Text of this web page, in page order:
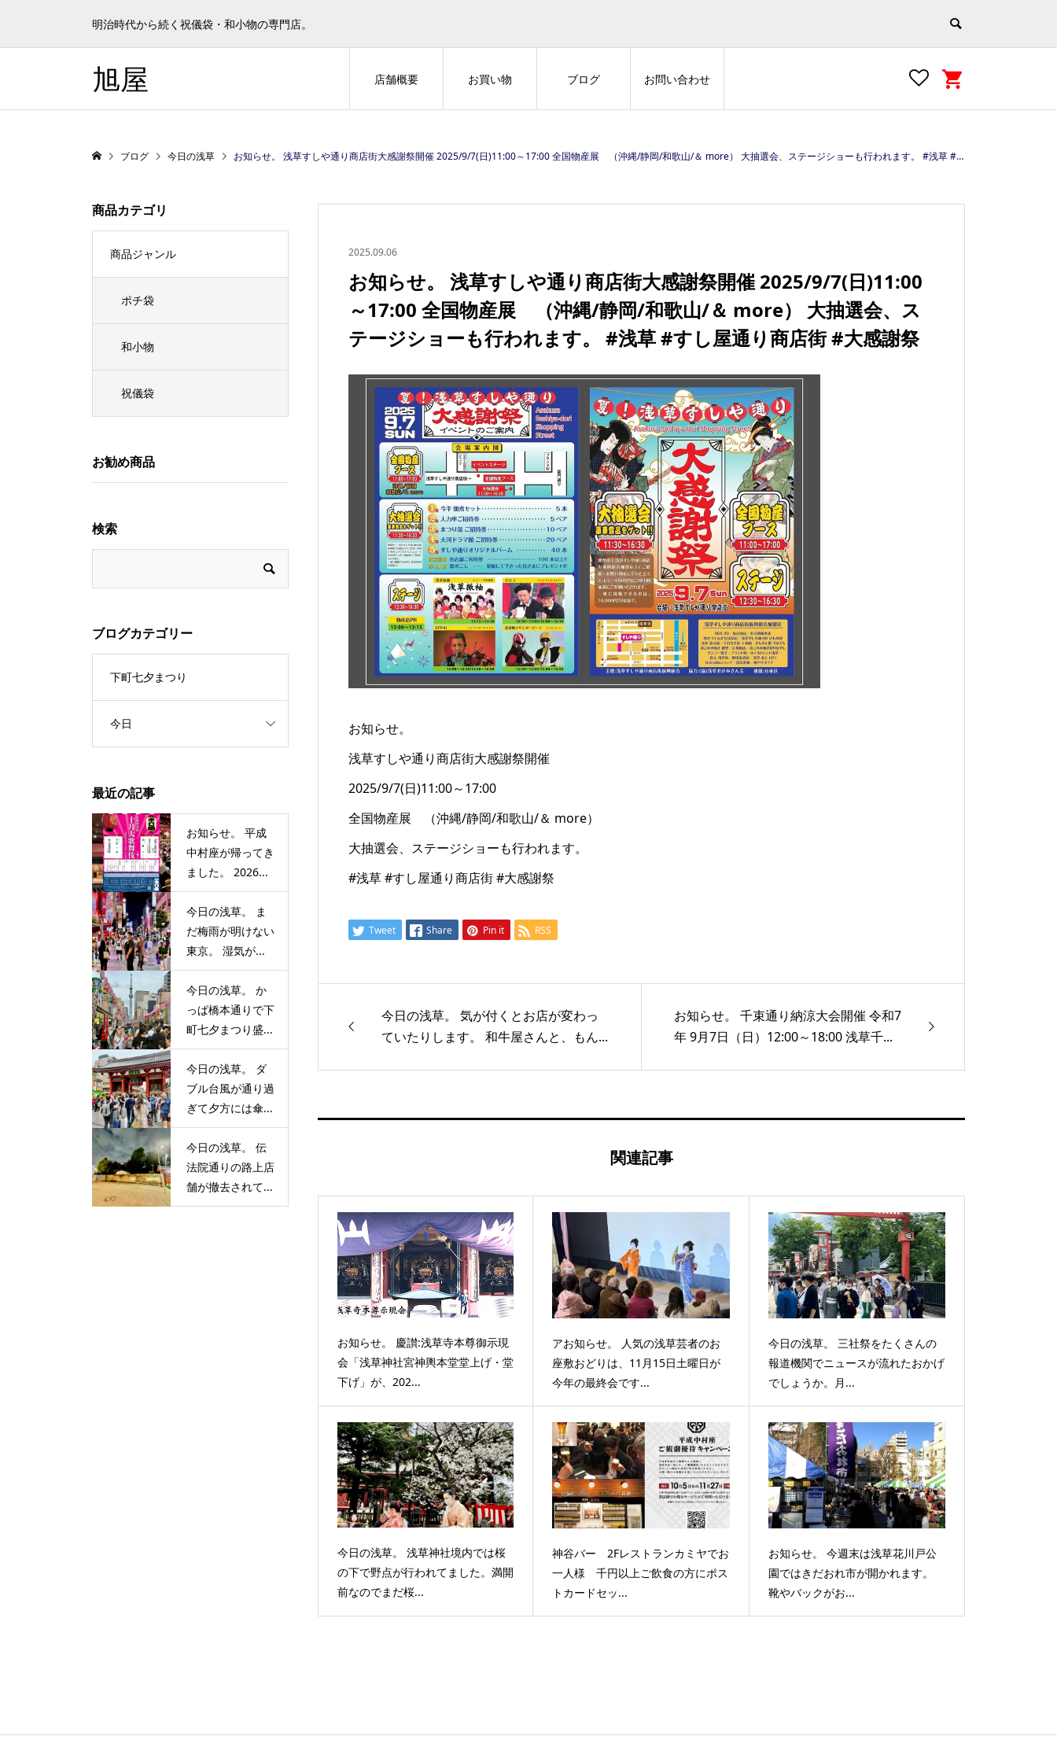
明治時代から続く祝儀袋・和小物の専門店。
旭屋 店舗概要 お買い物 ブログ お問い合わせ
ブログ 今日の浅草 お知らせ。 浅草すしや通り商店街大感謝祭開催 2025/9/7(日)11:00～17:00 全国物産展 （沖縄/静岡/和歌山/＆ more） 大抽選会、ステージショーも行われます。 #浅草 #すし屋通り商店街 #大感謝祭
2025.09.06
お知らせ。 浅草すしや通り商店街大感謝祭開催 2025/9/7(日)11:00
～17:00 全国物産展 （沖縄/静岡/和歌山/＆ more） 大抽選会、ス
テージショーも行われます。 #浅草 #すし屋通り商店街 #大感謝祭
お知らせ。
浅草すしや通り商店街大感謝祭開催
2025/9/7(日)11:00～17:00
全国物産展 （沖縄/静岡/和歌山/＆ more）
大抽選会、ステージショーも行われます。
#浅草 #すし屋通り商店街 #大感謝祭
Tweet Share Pin it RSS
今日の浅草。 気が付くとお店が変わっ
ていたりします。 和牛屋さんと、もん...
お知らせ。 千束通り納涼大会開催 令和7
年 9月7日（日）12:00～18:00 浅草千...
関連記事
お知らせ。 慶讃:浅草寺本尊御示現
会「浅草神社宮神輿本堂堂上げ・堂
下げ」が、202...
アお知らせ。 人気の浅草芸者のお
座敷おどりは、11月15日土曜日が
今年の最終会です...
今日の浅草。 三社祭をたくさんの
報道機関でニュースが流れたおかげ
でしょうか。月...
今日の浅草。 浅草神社境内では桜
の下で野点が行われてました。満開
前なのでまだ桜...
神谷バー 2Fレストランカミヤでお
一人様 千円以上ご飲食の方にポス
トカードセッ...
お知らせ。 今週末は浅草花川戸公
園ではきだおれ市が開かれます。
靴やバックがお...
商品カテゴリ
商品ジャンル
ポチ袋
和小物
祝儀袋
お勧め商品
検索
ブログカテゴリー
下町七夕まつり
今日
最近の記事
お知らせ。 平成
中村座が帰ってき
ました。 2026...
今日の浅草。 ま
だ梅雨が明けない
東京。 湿気が...
今日の浅草。 か
っぱ橋本通りで下
町七夕まつり盛...
今日の浅草。 ダ
ブル台風が通り過
ぎて夕方には傘...
今日の浅草。 伝
法院通りの路上店
舗が撤去されて...